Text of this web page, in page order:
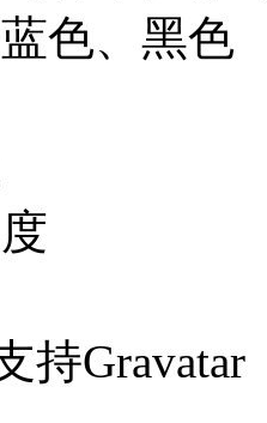
色、黑色
持Gravatar